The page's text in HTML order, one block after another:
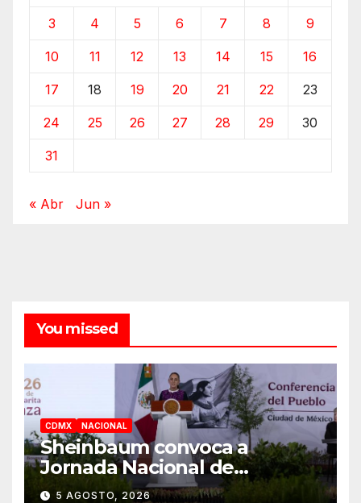
3 4 5 6 7 8 9
10 11 12 13 14 15 16
17 18 19 20 21 22 23
24 25 26 27 28 29 30
31
« Abr Jun »
You missed
CDMX NACIONAL
Sheinbaum convoca a
Jornada Nacional de
Reforestación el 9 de agosto
5 AGOSTO, 2026